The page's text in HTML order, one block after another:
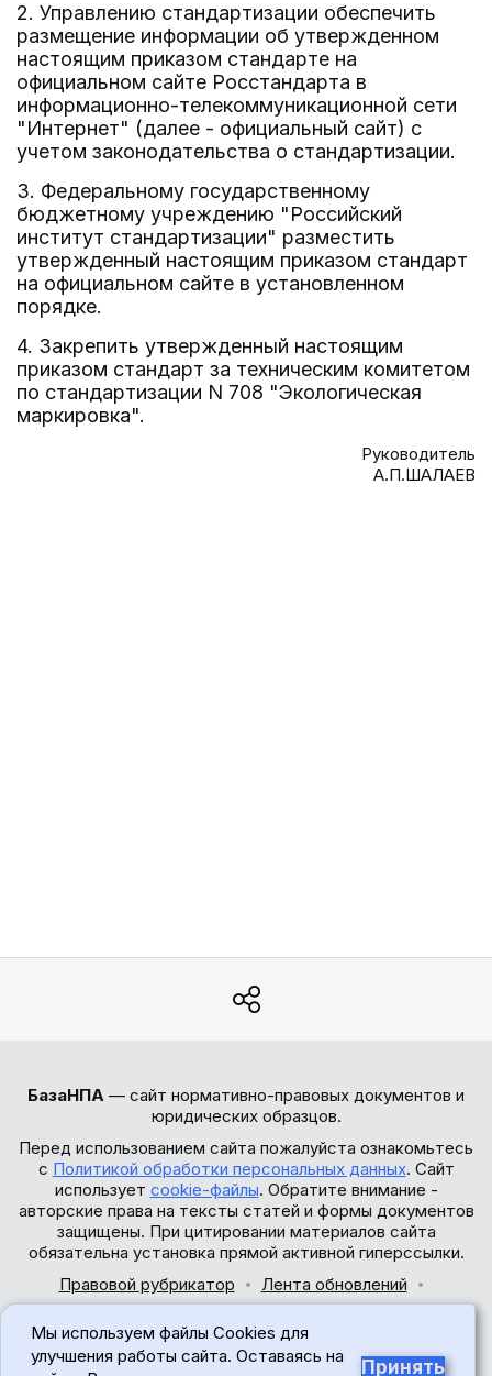
2. Управлению стандартизации обеспечить
размещение информации об утвержденном
настоящим приказом стандарте на
официальном сайте Росстандарта в
информационно-телекоммуникационной сети
"Интернет" (далее - официальный сайт) с
учетом законодательства о стандартизации.
3. Федеральному государственному
бюджетному учреждению "Российский
институт стандартизации" разместить
утвержденный настоящим приказом стандарт
на официальном сайте в установленном
порядке.
4. Закрепить утвержденный настоящим
приказом стандарт за техническим комитетом
по стандартизации N 708 "Экологическая
маркировка".
Руководитель
А.П.ШАЛАЕВ
БазаНПА — сайт нормативно-правовых документов и
юридических образцов.
Перед использованием сайта пожалуйста ознакомьтесь
с Политикой обработки персональных данных. Сайт
использует cookie-файлы. Обратите внимание -
авторские права на тексты статей и формы документов
защищены. При цитировании материалов сайта
обязательна установка прямой активной гиперссылки.
Правовой рубрикатор
Лента обновлений
© 2017-2026
Мы используем файлы Cookies для
улучшения работы сайта. Оставаясь на
Принять